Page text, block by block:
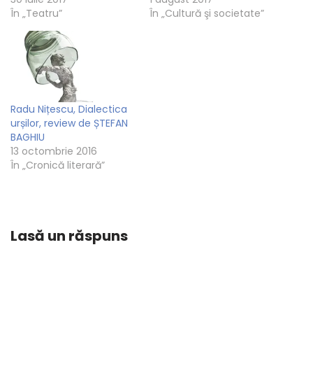
În „Teatru”
În „Cultură şi societate”
Radu Nițescu, Dialectica
urșilor, review de ȘTEFAN
BAGHIU
13 octombrie 2016
În „Cronică literară”
Lasă un răspuns